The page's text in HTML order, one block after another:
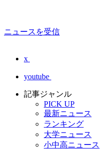
ニュースを受信
x
youtube
記事ジャンル
PICK UP
最新ニュース
ランキング
大学ニュース
小中高ニュース